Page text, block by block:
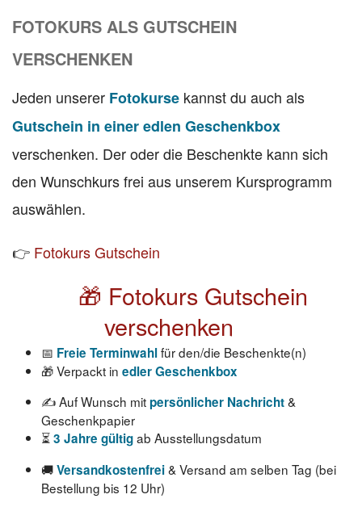
FOTOKURS ALS GUTSCHEIN
VERSCHENKEN
Jeden unserer Fotokurse kannst du auch als
Gutschein in einer edlen Geschenkbox
verschenken. Der oder die Beschenkte kann sich
den Wunschkurs frei aus unserem Kursprogramm
auswählen.
👉 Fotokurs Gutschein
🎁 Fotokurs Gutschein
verschenken
📅 Freie Terminwahlfür den/die Beschenkte(n)
🎁 Verpackt in edler Geschenkbox
✍️ Auf Wunsch mitpersönlicher Nachricht&
Geschenkpapier
⏳3 Jahre gültigab Ausstellungsdatum
🚚Versandkostenfrei& Versand am selben Tag (bei
Bestellung bis 12 Uhr)